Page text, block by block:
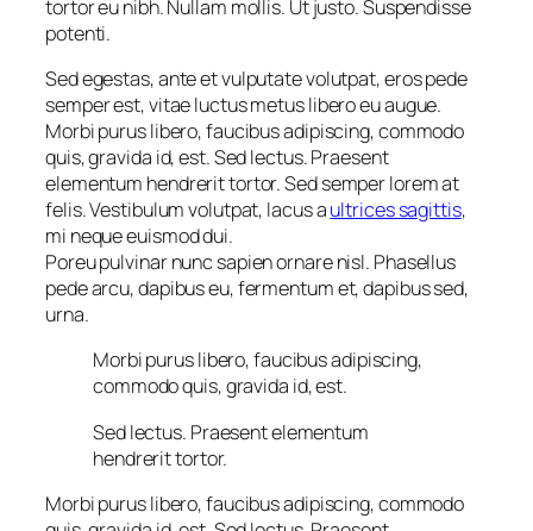
tortor eu nibh. Nullam mollis. Ut justo. Suspendisse
potenti.
Sed egestas, ante et vulputate volutpat, eros pede
semper est, vitae luctus metus libero eu augue.
Morbi purus libero, faucibus adipiscing, commodo
quis, gravida id, est. Sed lectus. Praesent
elementum hendrerit tortor. Sed semper lorem at
felis. Vestibulum volutpat, lacus aultrices sagittis,
mi neque euismod dui.
Poreu pulvinar nunc sapien ornare nisl. Phasellus
pede arcu, dapibus eu, fermentum et, dapibus sed,
urna.
Morbi purus libero, faucibus adipiscing,
commodo quis, gravida id, est.
Sed lectus. Praesent elementum
hendrerit tortor.
Morbi purus libero, faucibus adipiscing, commodo